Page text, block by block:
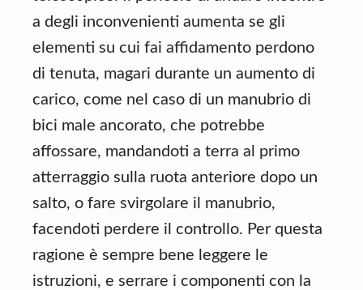
a degli inconvenienti aumenta se gli
elementi su cui fai affidamento perdono
di tenuta, magari durante un aumento di
carico, come nel caso di un manubrio di
bici male ancorato, che potrebbe
affossare, mandandoti a terra al primo
atterraggio sulla ruota anteriore dopo un
salto, o fare svirgolare il manubrio,
facendoti perdere il controllo. Per questa
ragione è sempre bene leggere le
istruzioni, e serrare i componenti con la